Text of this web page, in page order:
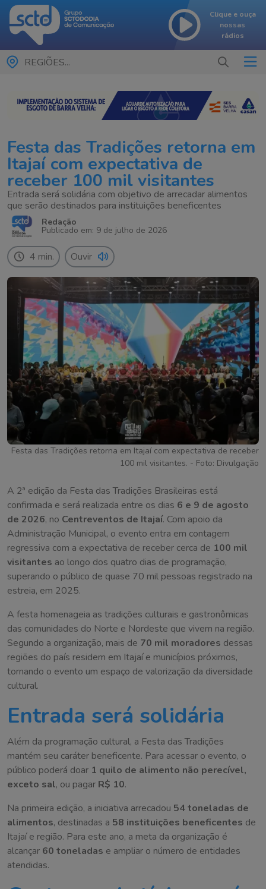
Clique e ouça
nossas
rádios
REGIÕES...
Festa das Tradições retorna em
Itajaí com expectativa de
receber 100 mil visitantes
Entrada será solidária com objetivo de arrecadar alimentos
que serão destinados para instituições beneficentes
Redação
Publicado em: 9 de julho de 2026
4 min. Ouvir
Festa das Tradições retorna em Itajaí com expectativa de receber
100 mil visitantes. - Foto: Divulgação
A 2ª edição da Festa das Tradições Brasileiras está
confirmada e será realizada entre os dias 6 e 9 de agosto
de 2026, no Centreventos de Itajaí. Com apoio da
Administração Municipal, o evento entra em contagem
regressiva com a expectativa de receber cerca de 100 mil
visitantes ao longo dos quatro dias de programação,
superando o público de quase 70 mil pessoas registrado na
estreia, em 2025.
A festa homenageia as tradições culturais e gastronômicas
das comunidades do Norte e Nordeste que vivem na região.
Segundo a organização, mais de 70 mil moradores dessas
regiões do país residem em Itajaí e municípios próximos,
tornando o evento um espaço de valorização da diversidade
cultural.
Entrada será solidária
Além da programação cultural, a Festa das Tradições
mantém seu caráter beneficente. Para acessar o evento, o
público poderá doar 1 quilo de alimento não perecível,
exceto sal, ou pagar R$ 10.
Na primeira edição, a iniciativa arrecadou 54 toneladas de
alimentos, destinadas a 58 instituições beneficentes de
Itajaí e região. Para este ano, a meta da organização é
alcançar 60 toneladas e ampliar o número de entidades
atendidas.